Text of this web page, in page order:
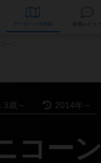
データベース
3歳～ 2014年～
コーン